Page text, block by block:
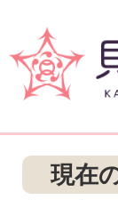
現在